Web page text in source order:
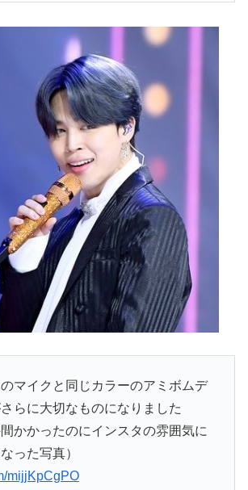
マイクと同じカラーのアミボムデ
らに大切なものになりました
間かかったのにインスタの雰囲気に
った写真）
mijjKpCgPO